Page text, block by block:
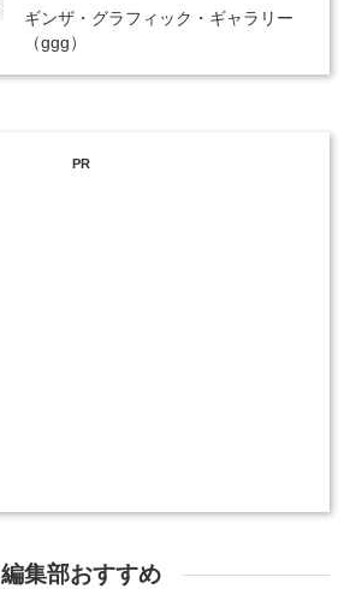
ギンザ・グラフィック・ギャラリー
（ggg）
PR
編集部おすすめ